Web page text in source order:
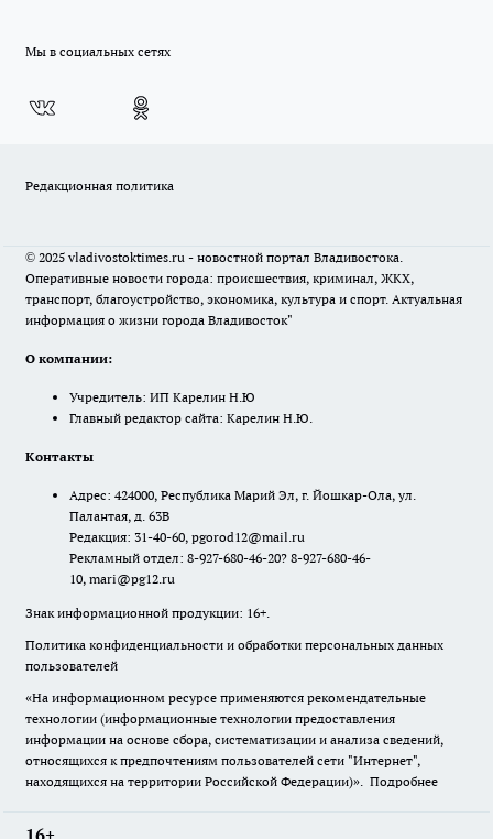
Мы в социальных сетях
Редакционная политика
© 2025 vladivostoktimes.ru - новостной портал Владивостока.
Оперативные новости города: происшествия, криминал, ЖКХ,
транспорт, благоустройство, экономика, культура и спорт. Актуальная
информация о жизни города Владивосток"
О компании:
Учредитель: ИП Карелин Н.Ю
Главный редактор сайта: Карелин Н.Ю.
Контакты
Адрес: 424000, Республика Марий Эл, г. Йошкар-Ола, ул.
Палантая, д. 63В
Редакция: 31-40-60, pgorod12@mail.ru
Рекламный отдел: 8-927-680-46-20? 8-927-680-46-
10, mari@pg12.ru
Знак информационной продукции: 16+.
Политика конфиденциальности и обработки персональных данных
пользователей
«На информационном ресурсе применяются рекомендательные
технологии (информационные технологии предоставления
информации на основе сбора, систематизации и анализа сведений,
относящихся к предпочтениям пользователей сети "Интернет",
находящихся на территории Российской Федерации)». Подробнее
16+